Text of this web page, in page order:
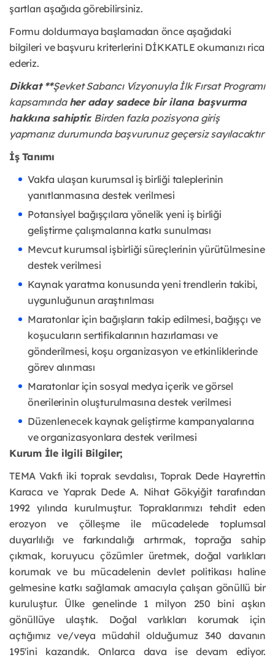
şartları aşağıda görebilirsiniz.
Formu doldurmaya başlamadan önce aşağıdaki
bilgileri ve başvuru kriterlerini DİKKATLE okumanızı rica
ederiz.
Dikkat **Şevket Sabancı Vizyonuyla İlk Fırsat Programı
kapsamında her aday sadece bir ilana başvurma
hakkına sahiptir. Birden fazla pozisyona giriş
yapmanız durumunda başvurunuz geçersiz sayılacaktır
İş Tanımı
Vakfa ulaşan kurumsal iş birliği taleplerinin
yanıtlanmasına destek verilmesi
Potansiyel bağışçılara yönelik yeni iş birliği
geliştirme çalışmalarına katkı sunulması
Mevcut kurumsal işbirliği süreçlerinin yürütülmesine
destek verilmesi
Kaynak yaratma konusunda yeni trendlerin takibi,
uygunluğunun araştırılması
Maratonlar için bağışların takip edilmesi, bağışçı ve
koşucuların sertifikalarının hazırlaması ve
gönderilmesi, koşu organizasyon ve etkinliklerinde
görev alınması
Maratonlar için sosyal medya içerik ve görsel
önerilerinin oluşturulmasına destek verilmesi
Düzenlenecek kaynak geliştirme kampanyalarına
ve organizasyonlara destek verilmesi
Kurum İle ilgili Bilgiler;
TEMA Vakfı iki toprak sevdalısı, Toprak Dede Hayrettin
Karaca ve Yaprak Dede A. Nihat Gökyiğit tarafından
1992 yılında kurulmuştur. Topraklarımızı tehdit eden
erozyon ve çölleşme ile mücadelede toplumsal
duyarlılığı ve farkındalığı artırmak, toprağa sahip
çıkmak, koruyucu çözümler üretmek, doğal varlıkları
korumak ve bu mücadelenin devlet politikası haline
gelmesine katkı sağlamak amacıyla çalışan gönüllü bir
kuruluştur. Ülke genelinde 1 milyon 250 bini aşkın
gönüllüye ulaştık. Doğal varlıkları korumak için
açtığımız ve/veya müdahil olduğumuz 340 davanın
195'ini kazandık. Onlarca dava ise devam ediyor.